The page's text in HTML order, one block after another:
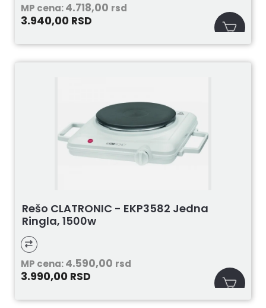
MP cena:4.718,00 rsd
3.940,00 RSD
Rešo CLATRONIC - EKP3582 Jedna
Ringla, 1500w
MP cena:4.590,00 rsd
3.990,00 RSD